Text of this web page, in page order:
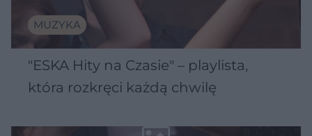
MUZYKA
"ESKA Hity na Czasie" – playlista,
która rozkręci każdą chwilę